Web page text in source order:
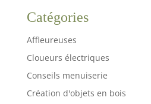
Catégories
Affleureuses
Cloueurs électriques
Conseils menuiserie
Création d'objets en bois